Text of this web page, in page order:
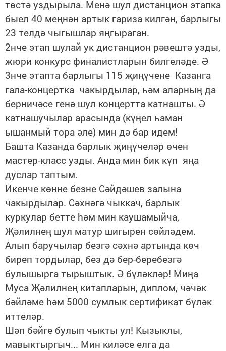
төстә уздырыла. Менә шул дистанцион этапка
быел 40 меңнән артык гариза килгән, барлыгы
23 телдә чыгышлар яңгыраган.
2нче этап шулай ук дистанцион рәвештә узды,
жюри конкурс финалистларын билгеләде. Ә
3нче этапта барлыгы 115 җиңүчене Казанга
гала-концертка чакырдылар, һәм аларның да
берничәсе генә шул концертта катнашты. Ә
катнашучылар арасында (күңел һаман
ышанмый тора әле) мин дә бар идем!
Башта Казанда барлык җиңүчеләр өчен
мастер-класс узды. Анда мин бик күп яңа
дуслар таптым.
Икенче көнне безне Сәйдәшев залына
чакырдылар. Сәхнәгә чыккач, барлык
куркулар бетте hәм мин каушамыйча,
Җәлилнең шул матур шигырен сөйләдем.
Алып баручылар безгә сәхнә артында көч
биреп тордылар, без дә бер-беребезгә
булышырга тырыштык. Ә бүләкләр! Миңа
Муса Җәлилнең китапларын, диплом, чәчәк
бәйләме hәм 5000 сумлык сертификат бүләк
иттеләр.
Шәп бәйге булып чыкты ул! Кызыклы,
мавыктыргыч... Мин киләсе елга да